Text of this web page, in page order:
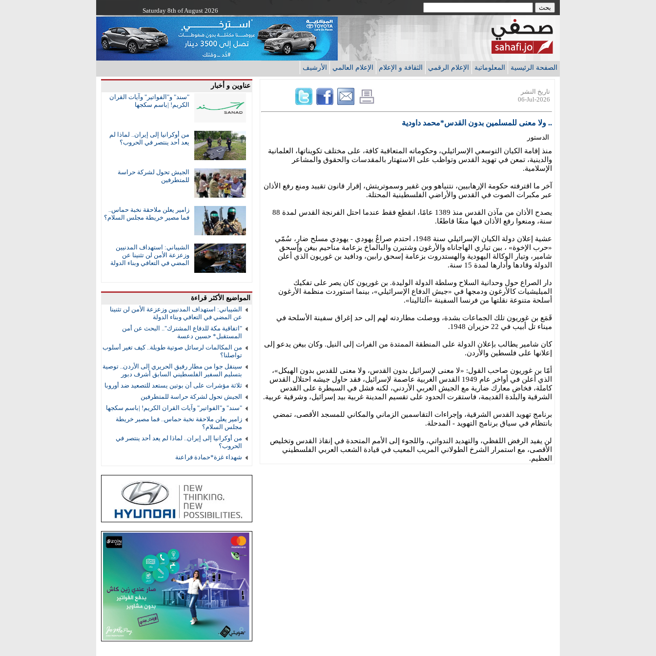
Saturday 8th of August 2026
الصفحة الرئيسية المعلوماتية الإعلام الرقمي الثقافة و الإعلام الإعلام العالمي الأرشيف
عناوين و أخبار
"سند" و"الفواتير" وآيات القران
الكريم! |باسم سكجها
من أوكرانيا إلى إيران.. لماذا لم
يعد أحد ينتصر في الحروب؟
الجيش تحول لشركة حراسة
للمتطرفين
زامير يعلن ملاحقة نخبة حماس..
فما مصير خريطة مجلس السلام؟
الشيباني: استهداف المدنيين
وزعزعة الأمن لن تثنينا عن
المضي في التعافي وبناء الدولة
المواضيع الأكثر قراءة
الشيباني: استهداف المدنيين وزعزعة الأمن لن تثنينا
عن المضي في التعافي وبناء الدولة
"اتفاقية مكة للدفاع المشترك".. البحث عن أمن
المستقبل* حسين دعسة
من المكالمات لرسائل صوتية طويلة.. كيف تغير أسلوب
تواصلنا؟
سينقل جوا من مطار رفيق الحريري إلى الأردن.. توصية
بتسليم السفير الفلسطيني السابق أشرف دبور
ثلاثة مؤشرات على أن بوتين يستعد للتصعيد ضد أوروبا
الجيش تحول لشركة حراسة للمتطرفين
"سند" و"الفواتير" وآيات القران الكريم! |باسم سكجها
زامير يعلن ملاحقة نخبة حماس.. فما مصير خريطة
مجلس السلام؟
من أوكرانيا إلى إيران.. لماذا لم يعد أحد ينتصر في
الحروب؟
شهداء غزة*حمادة فراعنة
تاريخ النشر
06-Jul-2026
.. ولا معنى للمسلمين بدون القدس*محمد داودية
الدستور
منذ إقامة الكيان التوسعي الإسرائيلي، وحكوماته المتعاقبة كافة، على مختلف تكويناتها، العلمانية
والدينية، تمعن في تهويد القدس وتواظب على الاستهتار بالمقدسات والحقوق والمشاعر
الإسلامية.
آخر ما اقترفته حكومة الإرهابيين، نتنياهو وبن غفير وسموتريتش، إقرار قانون تقييد ومنع رفع الأذان
عبر مكبرات الصوت في القدس والأراضي الفلسطينية المحتلة.
يصدح الأذان من مآذن القدس منذ 1389 عامًا، انقطع فقط عندما احتل الفرنجة القدس لمدة 88
سنة، ومنعوا رفع الأذان فيها منعًا قاطعًا.
عشية إعلان دولة الكيان الإسرائيلي سنة 1948، احتدم صراعٌ يهودي - يهودي مسلح ضارٍ، سُمّي
«حرب الإخوة» ، بين تياري الهاجاناه والأرغون وشتيرن والبالماخ بزعامة مناحيم بيغن وإسحق
شامير، وتيار الوكالة اليهودية والهستدروت بزعامة إسحق رابين، ودافيد بن غوريون الذي أعلن
الدولة وقادها وأدارها لمدة 15 سنة.
دار الصراع حول وحدانية السلاح وسلطة الدولة الوليدة. بن غوريون كان يصر على تفكيك
الميليشيات كالأرغون ودمجها في «جيش الدفاع الإسرائيلي»، بينما استوردت منظمة الأرغون
أسلحة متنوعة نقلتها من فرنسا السفينة «آلتالينا».
قَمَع بن غوريون تلك الجماعات بشدة، ووصلت مطاردته لهم إلى حد إغراق سفينة الأسلحة في
ميناء تل أبيب في 22 حزيران 1948.
كان شامير يطالب بإعلان الدولة على المنطقة الممتدة من الفرات إلى النيل. وكان بيغن يدعو إلى
إعلانها على فلسطين والأردن.
أمّا بن غوريون صاحب القول: «لا معنى لإسرائيل بدون القدس، ولا معنى للقدس بدون الهيكل»،
الذي أعلن في أواخر عام 1949 القدس الغربية عاصمة لإسرائيل، فقد حاول جيشه احتلال القدس
كاملة، فخاض معارك ضارية مع الجيش العربي الأردني، لكنه فشل في السيطرة على القدس
الشرقية والبلدة القديمة، فاستقرت الحدود على تقسيم المدينة غربية بيد إسرائيل، وشرقية عربية.
برنامج تهويد القدس الشرقية، وإجراءات التقاسمين الزماني والمكاني للمسجد الأقصى، تمضي
بانتظام في سياق برنامج التهويد - المدحلة.
لن يفيد الرفض اللفظي، والتهديد الندواتي، واللجوء إلى الأمم المتحدة في إنقاذ القدس وتخليص
الأقصى، مع استمرار الشرخ الطولاني المريب المعيب في قيادة الشعب العربي الفلسطيني
العظيم.